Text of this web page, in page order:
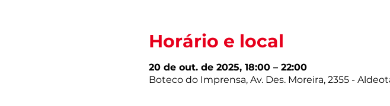
Horário e local
20 de out. de 2025, 18:00 – 22:00
Boteco do Imprensa, Av. Des. Moreira, 2355 -